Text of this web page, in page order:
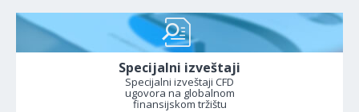
Specijalni izveštaji
Specijalni izveštaji CFD
ugovora na globalnom
finansijskom tržištu